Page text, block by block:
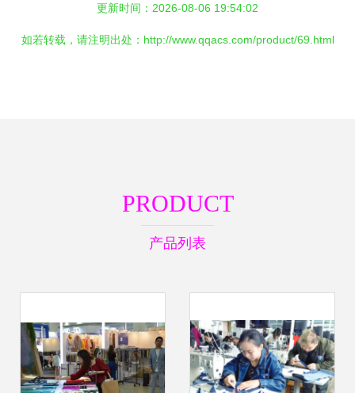
更新时间：2026-08-06 19:54:02
如若转载，请注明出处：http://www.qqacs.com/product/69.html
PRODUCT
产品列表